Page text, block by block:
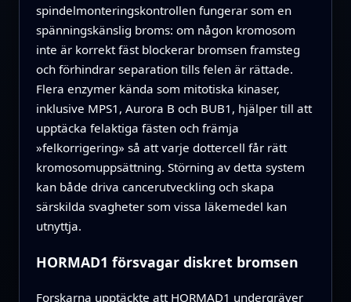
spindelmonteringskontrollen fungerar som en
spänningskänslig broms: om någon kromosom
inte är korrekt fäst blockerar bromsen framsteg
och förhindrar separation tills felen är rättade.
Flera enzymer kända som mitotiska kinaser,
inklusive MPS1, Aurora B och BUB1, hjälper till att
upptäcka felaktiga fästen och främja
»felkorrigering» så att varje dottercell får rätt
kromosomuppsättning. Störning av detta system
kan både driva cancerutveckling och skapa
särskilda svagheter som vissa läkemedel kan
utnyttja.
HORMAD1 försvagar diskret bromsen
Forskarna upptäckte att HORMAD1 undergräver